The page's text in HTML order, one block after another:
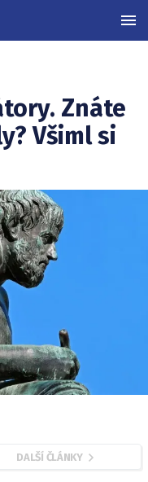
Znáte
Všiml si
DALŠÍ ČLÁNKY